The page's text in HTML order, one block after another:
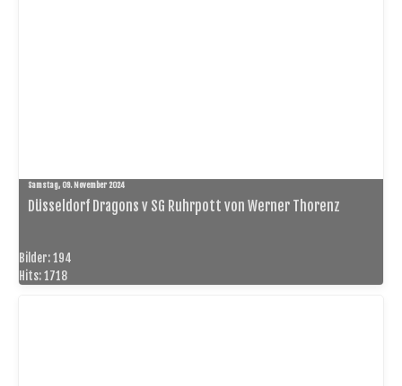
Samstag, 09. November 2024
Düsseldorf Dragons v SG Ruhrpott von Werner Thorenz
Bilder: 194
Hits: 1718